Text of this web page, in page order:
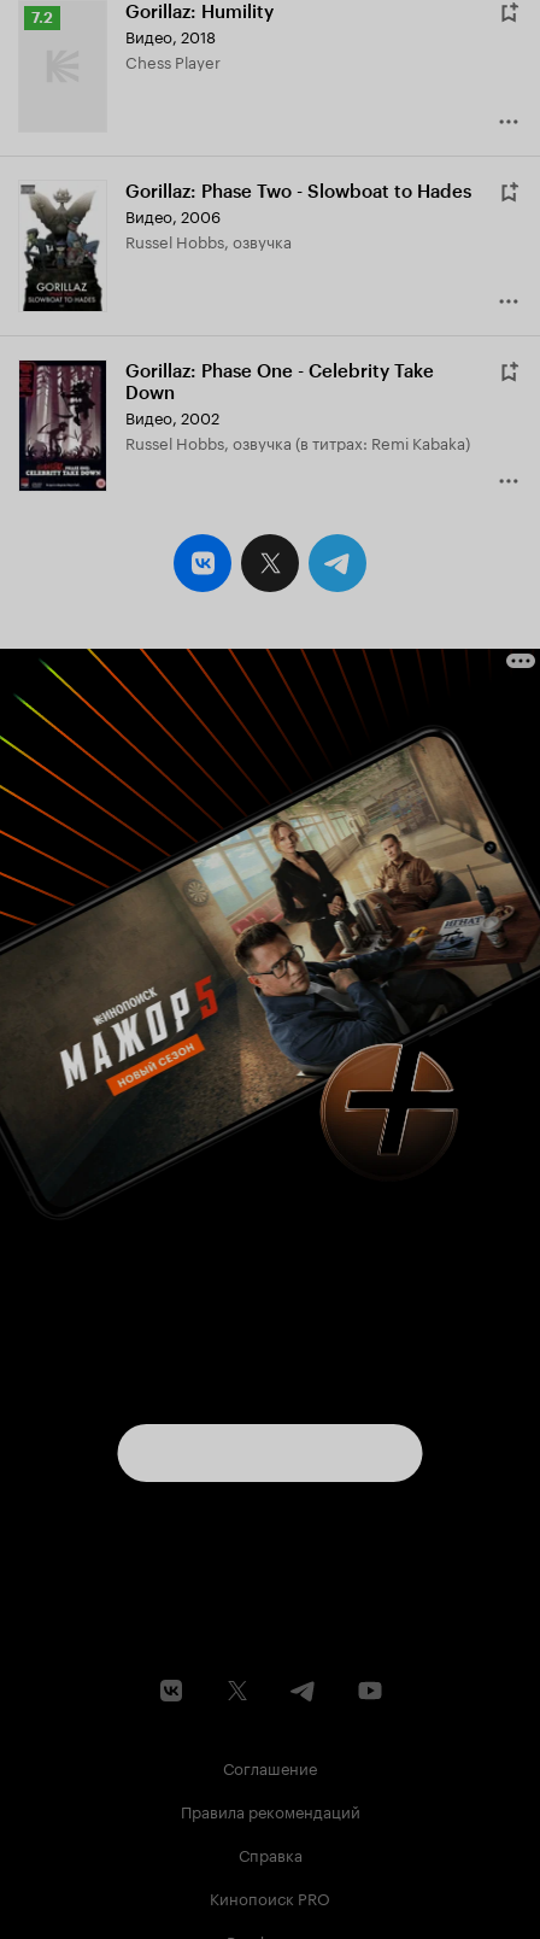
Рейтинг
7.2 Gorillaz: Humility
Видео, 2018
Chess Player
Gorillaz: Phase Two - Slowboat to Hades
Видео, 2006
Russel Hobbs, озвучка
Gorillaz: Phase One - Celebrity Take
Down
Видео, 2002
Russel Hobbs, озвучка (в титрах: Remi Kabaka)
Соглашение
Правила рекомендаций
Справка
Кинопоиск PRO